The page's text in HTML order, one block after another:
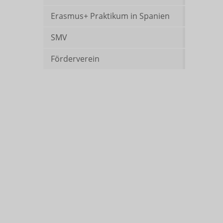
Erasmus+ Praktikum in Spanien
SMV
Förderverein